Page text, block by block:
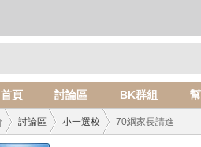
首頁 討論區 BK群組
討論區 小一選校 70綱家長請進